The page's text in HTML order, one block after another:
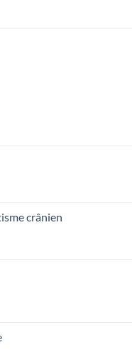
crânien